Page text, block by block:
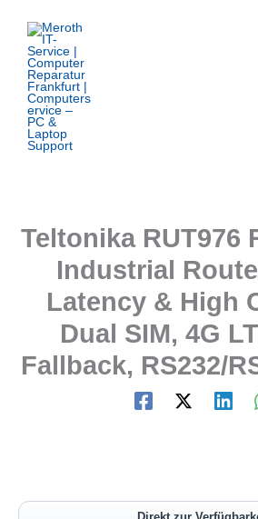
Inhalt
springen
Teltonika RUT976
Industrial
Latency & High
Dual SIM, 4G
Fallback, RS232/